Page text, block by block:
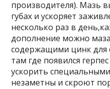
производителя). Мазь
губах и ускоряет
несколько раз в
дополнение можно
содержащими цинк для
там где появился
ускорить
незаметны и скроют